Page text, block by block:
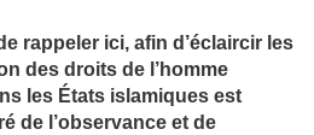
rappeler ici, afin d’éclaircir les
des droits de l’homme
les États islamiques est
de l’observance et de